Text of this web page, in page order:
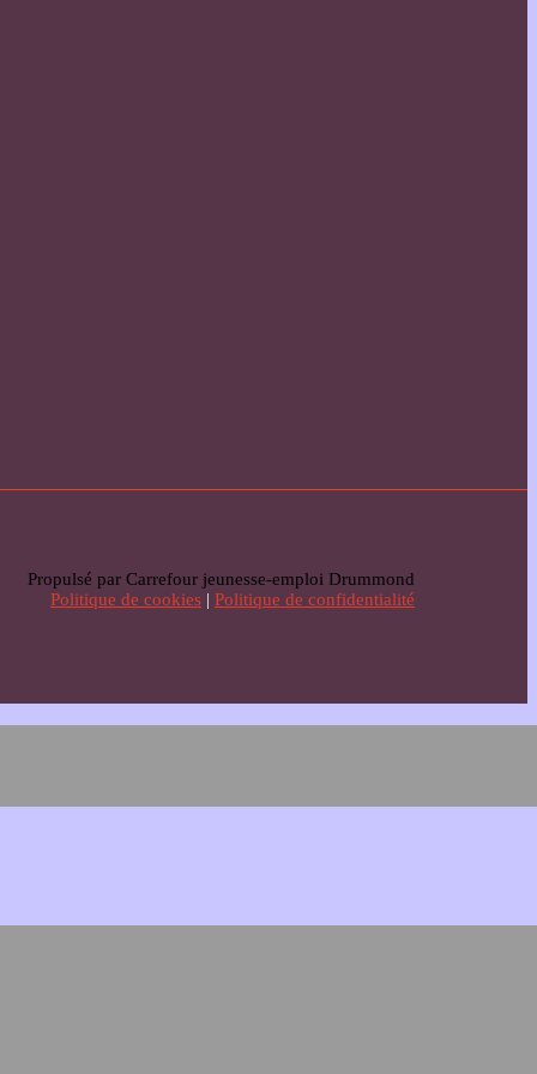
Propulsé par Carrefour jeunesse-emploi Drummond
Politique de cookies | Politique de confidentialité